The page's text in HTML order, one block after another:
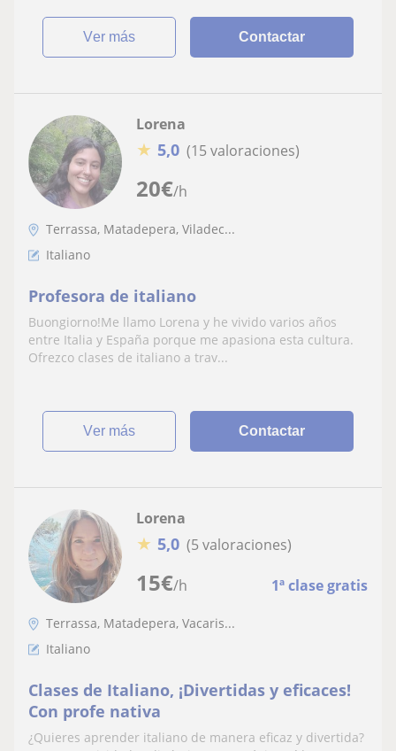
ver más Contactar
20€/h
Lorena
★ 5,0 (15 valoraciones)
Terrassa, Matadepera, Viladec...
Italiano
Profesora de italiano
Buongiorno!Me llamo Lorena y he vivido varios años
entre Italia y España porque me apasiona esta cultura.
Ofrezco clases de italiano a trav...
ver más Contactar
15€/h 1ª clase gratis
Lorena
★ 5,0 (5 valoraciones)
Terrassa, Matadepera, Vacaris...
Italiano
Clases de Italiano, ¡Divertidas y eficaces!
Con profe nativa
¿Quieres aprender italiano de manera eficaz y divertida?